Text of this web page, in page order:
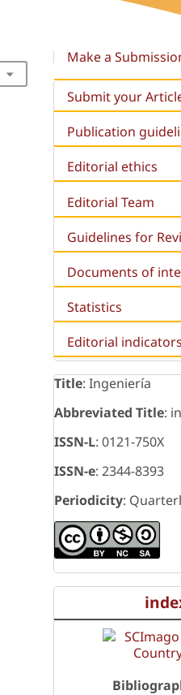
Make a
Submit your
Publication
Editorial ethics
Editorial Team
Guidelines for
Documents of
Statistics
Editorial
Title: Ingeniería
Abbreviated Title:
ISSN-L: 0121-750X
ISSN-e: 2344-8393
Periodicity: